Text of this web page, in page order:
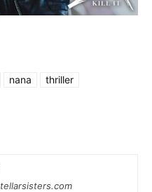
nana thriller